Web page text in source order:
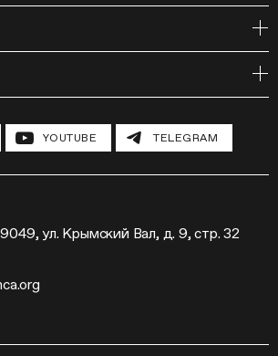
медиа»
искусства
YOUTUBE TELEGRAM
ул. Крымский Вал, д. 9, стр. 32